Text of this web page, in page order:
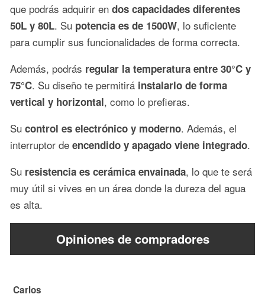
que podrás adquirir en dos capacidades diferentes
50L y 80L. Su potencia es de 1500W, lo suficiente
para cumplir sus funcionalidades de forma correcta.
Además, podrás regular la temperatura entre 30°C y
75°C. Su diseño te permitirá instalarlo de forma
vertical y horizontal, como lo prefieras.
Su control es electrónico y moderno. Además, el
interruptor de encendido y apagado viene integrado.
Su resistencia es cerámica envainada, lo que te será
muy útil si vives en un área donde la dureza del agua
es alta.
Opiniones de compradores
Carlos